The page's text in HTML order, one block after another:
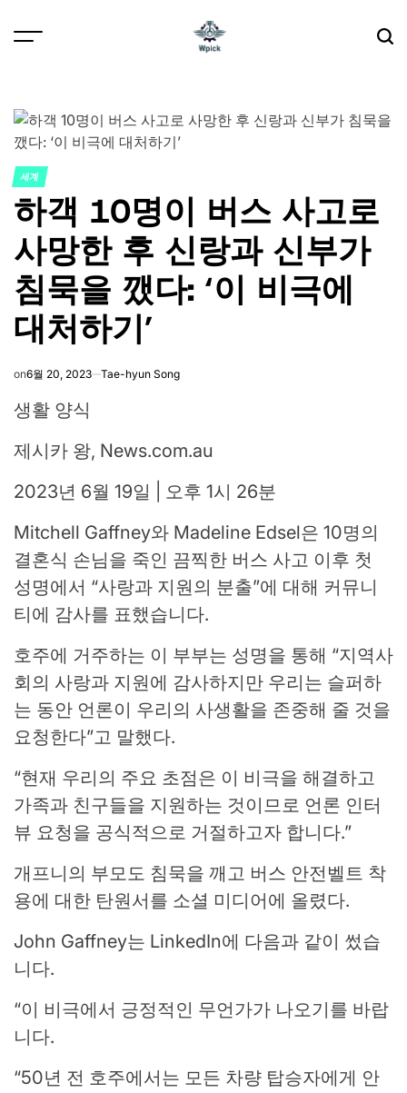
POSTED
IN
세계
하객 10명이 버스 사고로
사망한 후 신랑과 신부가
침묵을 깼다: ‘이 비극에
대처하기’
on6월 20, 2023 Tae-hyun Song
생활 양식
제시카 왕, News.com.au
2023년 6월 19일 | 오후 1시 26분
Mitchell Gaffney와 Madeline Edsel은 10명의
결혼식 손님을 죽인 끔찍한 버스 사고 이후 첫
성명에서 “사랑과 지원의 분출”에 대해 커뮤니
티에 감사를 표했습니다.
호주에 거주하는 이 부부는 성명을 통해 “지역사
회의 사랑과 지원에 감사하지만 우리는 슬퍼하
는 동안 언론이 우리의 사생활을 존중해 줄 것을
요청한다”고 말했다.
“현재 우리의 주요 초점은 이 비극을 해결하고
가족과 친구들을 지원하는 것이므로 언론 인터
뷰 요청을 공식적으로 거절하고자 합니다.”
개프니의 부모도 침묵을 깨고 버스 안전벨트 착
용에 대한 탄원서를 소셜 미디어에 올렸다.
John Gaffney는 LinkedIn에 다음과 같이 썼습
니다.
“이 비극에서 긍정적인 무언가가 나오기를 바랍
니다.
“50년 전 호주에서는 모든 차량 탑승자에게 안